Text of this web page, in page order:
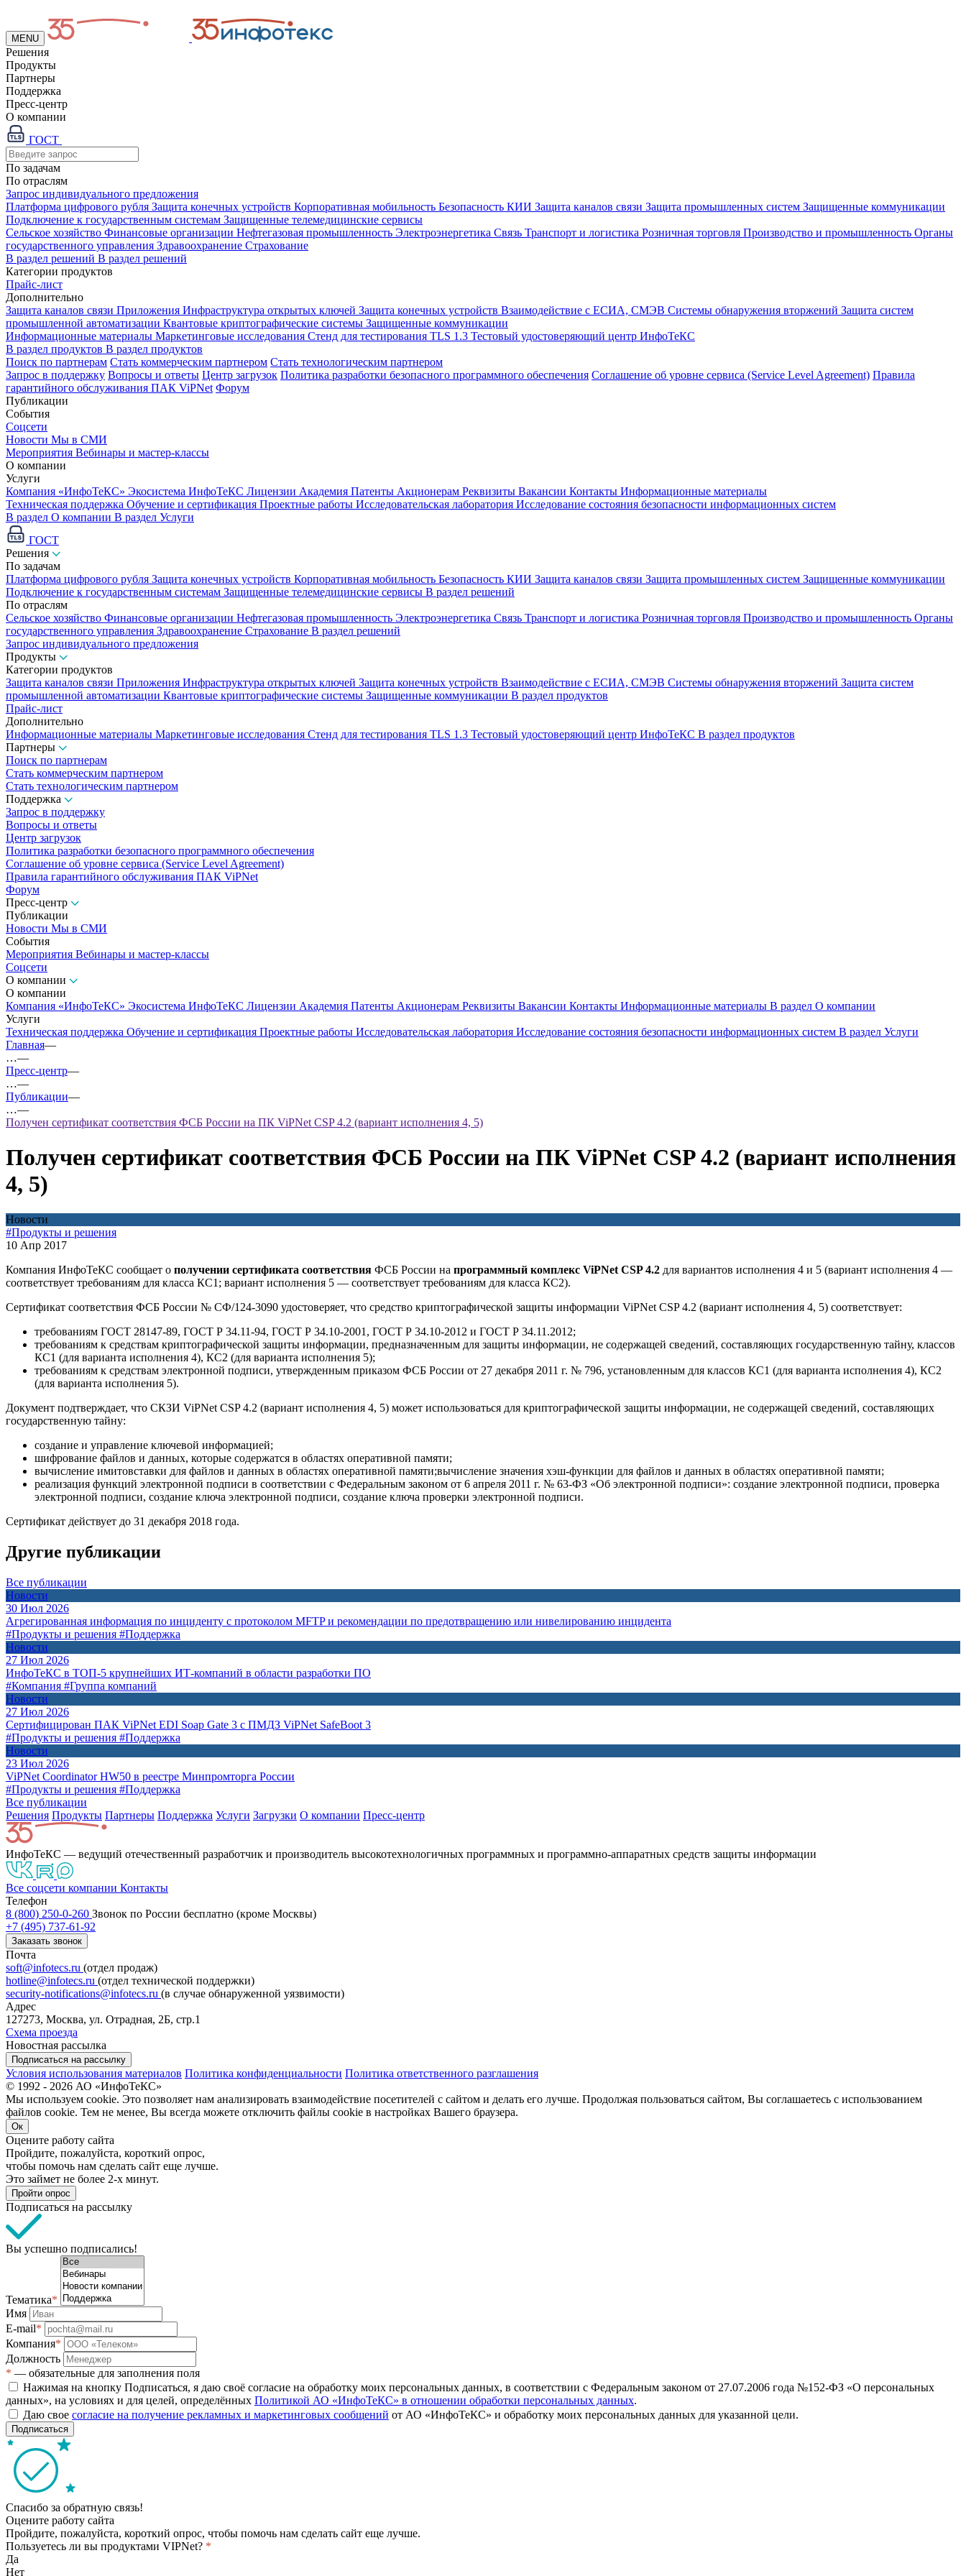
MENU
Решения
Продукты
Партнеры
Поддержка
Пресс-центр
О компании
ГОСТ
По задачам
По отраслям
Запрос индивидуального предложения
Платформа цифрового рубля Защита конечных устройств Корпоративная мобильность Безопасность КИИ Защита каналов связи Защита промышленных систем Защищенные коммуникации
Подключение к государственным системам Защищенные телемедицинские сервисы
Сельское хозяйство Финансовые организации Нефтегазовая промышленность Электроэнергетика Связь Транспорт и логистика Розничная торговля Производство и промышленность Органы
государственного управления Здравоохранение Страхование
В раздел решений В раздел решений
Категории продуктов
Прайс-лист
Дополнительно
Защита каналов связи Приложения Инфраструктура открытых ключей Защита конечных устройств Взаимодействие с ЕСИА, СМЭВ Системы обнаружения вторжений Защита систем
промышленной автоматизации Квантовые криптографические системы Защищенные коммуникации
Информационные материалы Маркетинговые исследования Стенд для тестирования TLS 1.3 Тестовый удостоверяющий центр ИнфоТеКС
В раздел продуктов В раздел продуктов
Поиск по партнерам Стать коммерческим партнером Стать технологическим партнером
Запрос в поддержку Вопросы и ответы Центр загрузок Политика разработки безопасного программного обеспечения Соглашение об уровне сервиса (Service Level Agreement) Правила
гарантийного обслуживания ПАК ViPNet Форум
Публикации
События
Соцсети
Новости Мы в СМИ
Мероприятия Вебинары и мастер-классы
О компании
Услуги
Компания «ИнфоТеКС» Экосистема ИнфоТеКС Лицензии Академия Патенты Акционерам Реквизиты Вакансии Контакты Информационные материалы
Техническая поддержка Обучение и сертификация Проектные работы Исследовательская лаборатория Исследование состояния безопасности информационных систем
В раздел О компании В раздел Услуги
ГОСТ
Решения
По задачам
Платформа цифрового рубля Защита конечных устройств Корпоративная мобильность Безопасность КИИ Защита каналов связи Защита промышленных систем Защищенные коммуникации
Подключение к государственным системам Защищенные телемедицинские сервисы В раздел решений
По отраслям
Сельское хозяйство Финансовые организации Нефтегазовая промышленность Электроэнергетика Связь Транспорт и логистика Розничная торговля Производство и промышленность Органы
государственного управления Здравоохранение Страхование В раздел решений
Запрос индивидуального предложения
Продукты
Категории продуктов
Защита каналов связи Приложения Инфраструктура открытых ключей Защита конечных устройств Взаимодействие с ЕСИА, СМЭВ Системы обнаружения вторжений Защита систем
промышленной автоматизации Квантовые криптографические системы Защищенные коммуникации В раздел продуктов
Прайс-лист
Дополнительно
Информационные материалы Маркетинговые исследования Стенд для тестирования TLS 1.3 Тестовый удостоверяющий центр ИнфоТеКС В раздел продуктов
Партнеры
Поиск по партнерам
Стать коммерческим партнером
Стать технологическим партнером
Поддержка
Запрос в поддержку
Вопросы и ответы
Центр загрузок
Политика разработки безопасного программного обеспечения
Соглашение об уровне сервиса (Service Level Agreement)
Правила гарантийного обслуживания ПАК ViPNet
Форум
Пресс-центр
Публикации
Новости Мы в СМИ
События
Мероприятия Вебинары и мастер-классы
Соцсети
О компании
О компании
Компания «ИнфоТеКС» Экосистема ИнфоТеКС Лицензии Академия Патенты Акционерам Реквизиты Вакансии Контакты Информационные материалы В раздел О компании
Услуги
Техническая поддержка Обучение и сертификация Проектные работы Исследовательская лаборатория Исследование состояния безопасности информационных систем В раздел Услуги
Главная—
…—
Пресс-центр—
…—
Публикации—
…—
Получен сертификат соответствия ФСБ России на ПК ViPNet CSP 4.2 (вариант исполнения 4, 5)
Получен сертификат соответствия ФСБ России на ПК ViPNet CSP 4.2 (вариант исполнения
4, 5)
Новости
#Продукты и решения
10 Апр 2017
Компания ИнфоТеКС сообщает о получении сертификата соответствия ФСБ России на программный комплекс ViPNet CSP 4.2 для вариантов исполнения 4 и 5 (вариант исполнения 4 —
соответствует требованиям для класса КС1; вариант исполнения 5 — соответствует требованиям для класса КС2).
Сертификат соответствия ФСБ России № СФ/124-3090 удостоверяет, что средство криптографической защиты информации ViPNet CSP 4.2 (вариант исполнения 4, 5) соответствует:
требованиям ГОСТ 28147-89, ГОСТ Р 34.11-94, ГОСТ Р 34.10-2001, ГОСТ Р 34.10-2012 и ГОСТ Р 34.11.2012;
требованиям к средствам криптографической защиты информации, предназначенным для защиты информации, не содержащей сведений, составляющих государственную тайну, классов
КС1 (для варианта исполнения 4), КС2 (для варианта исполнения 5);
требованиям к средствам электронной подписи, утвержденным приказом ФСБ России от 27 декабря 2011 г. № 796, установленным для классов КС1 (для варианта исполнения 4), КС2
(для варианта исполнения 5).
Документ подтверждает, что СКЗИ ViPNet CSP 4.2 (вариант исполнения 4, 5) может использоваться для криптографической защиты информации, не содержащей сведений, составляющих
государственную тайну:
создание и управление ключевой информацией;
шифрование файлов и данных, которые содержатся в областях оперативной памяти;
вычисление имитовставки для файлов и данных в областях оперативной памяти;вычисление значения хэш-функции для файлов и данных в областях оперативной памяти;
реализация функций электронной подписи в соответствии с Федеральным законом от 6 апреля 2011 г. № 63-ФЗ «Об электронной подписи»: создание электронной подписи, проверка
электронной подписи, создание ключа электронной подписи, создание ключа проверки электронной подписи.
Сертификат действует до 31 декабря 2018 года.
Другие публикации
Все публикации
Новости
30 Июл 2026
Агрегированная информация по инциденту с протоколом MFTP и рекомендации по предотвращению или нивелированию инцидента
#Продукты и решения #Поддержка
Новости
27 Июл 2026
ИнфоТеКС в ТОП-5 крупнейших ИТ-компаний в области разработки ПО
#Компания #Группа компаний
Новости
27 Июл 2026
Сертифицирован ПАК ViPNet EDI Soap Gate 3 с ПМДЗ ViPNet SafeBoot 3
#Продукты и решения #Поддержка
Новости
23 Июл 2026
ViPNet Coordinator HW50 в реестре Минпромторга России
#Продукты и решения #Поддержка
Все публикации
Решения Продукты Партнeры Поддержка Услуги Загрузки О компании Пресс-центр
ИнфоТеКС — ведущий отечественный разработчик и производитель высокотехнологичных программных и программно-аппаратных средств защиты информации
Все соцсети компании Контакты
Телефон
8 (800) 250-0-260 Звонок по России бесплатно (кроме Москвы)
+7 (495) 737-61-92
Заказать звонок
Почта
soft@infotecs.ru (отдел продаж)
hotline@infotecs.ru (отдел технической поддержки)
security-notifications@infotecs.ru (в случае обнаруженной уязвимости)
Адрес
127273, Москва, ул. Отрадная, 2Б, стр.1
Схема проезда
Новостная рассылка
Подписаться на рассылку
Условия использования материалов Политика конфиденциальности Политика ответственного разглашения
© 1992 - 2026 АО «ИнфоТеКС»
Мы используем cookie. Это позволяет нам анализировать взаимодействие посетителей с сайтом и делать его лучше. Продолжая пользоваться сайтом, Вы соглашаетесь с использованием
файлов cookie. Тем не менее, Вы всегда можете отключить файлы cookie в настройках Вашего браузера.
Ок
Оцените работу сайта
Пройдите, пожалуйста, короткий опрос,
чтобы помочь нам сделать сайт еще лучше.
Это займет не более 2-х минут.
Пройти опрос
Подписаться на рассылку
Вы успешно подписались!
Тематика*
Имя
E-mail*
Компания*
Должность
* — обязательные для заполнения поля
Нажимая на кнопку Подписаться, я даю своё согласие на обработку моих персональных данных, в соответствии с Федеральным законом от 27.07.2006 года №152-ФЗ «О персональных
данных», на условиях и для целей, определённых Политикой АО «ИнфоТеКС» в отношении обработки персональных данных.
Даю свое согласие на получение рекламных и маркетинговых сообщений от АО «ИнфоТеКС» и обработку моих персональных данных для указанной цели.
Подписаться
Спасибо за обратную связь!
Оцените работу сайта
Пройдите, пожалуйста, короткий опрос, чтобы помочь нам сделать сайт еще лучше.
Пользуетесь ли вы продуктами VIPNet? *
Да
Нет